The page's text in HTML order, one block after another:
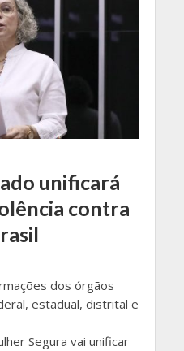
unificará
contra
dos órgãos
estadual, distrital e
Segura vai unificar